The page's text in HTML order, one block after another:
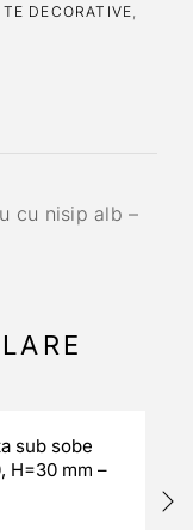
DECORATIVE
cu nisip alb –
sub sobe
H=30 mm –